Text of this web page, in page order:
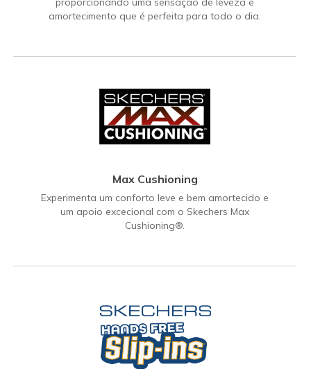
amortecimento que é perfeita para todo o dia.
Max Cushioning
Experimenta um conforto leve e bem amortecido e
um apoio excecional com o Skechers Max
Cushioning®.